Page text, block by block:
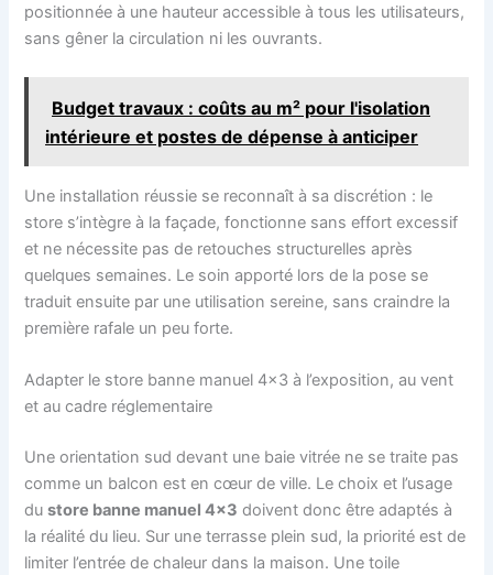
positionnée à une hauteur accessible à tous les utilisateurs,
sans gêner la circulation ni les ouvrants.
Budget travaux : coûts au m² pour l'isolation
intérieure et postes de dépense à anticiper
Une installation réussie se reconnaît à sa discrétion : le
store s’intègre à la façade, fonctionne sans effort excessif
et ne nécessite pas de retouches structurelles après
quelques semaines. Le soin apporté lors de la pose se
traduit ensuite par une utilisation sereine, sans craindre la
première rafale un peu forte.
Adapter le store banne manuel 4×3 à l’exposition, au vent
et au cadre réglementaire
Une orientation sud devant une baie vitrée ne se traite pas
comme un balcon est en cœur de ville. Le choix et l’usage
dustore banne manuel 4×3 doivent donc être adaptés à
la réalité du lieu. Sur une terrasse plein sud, la priorité est de
limiter l’entrée de chaleur dans la maison. Une toile